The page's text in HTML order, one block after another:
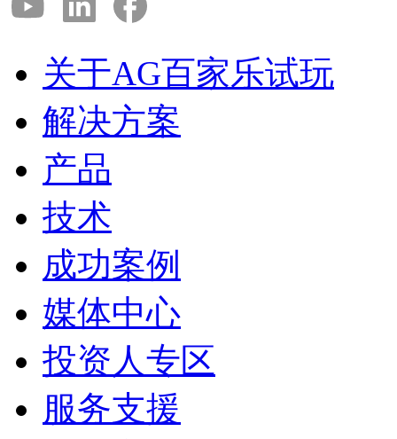
关于AG百家乐试玩
解决方案
产品
技术
成功案例
媒体中心
投资人专区
服务支援